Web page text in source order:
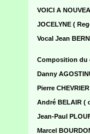
VOICI A
JOCELYNE (
Vocal Jean
Composition du
Danny
Pierre
André BELAIR (
Jean-Paul
Marcel